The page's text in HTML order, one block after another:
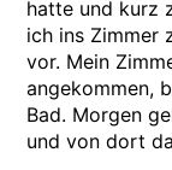
hatte und kurz
ich ins Zimmer
vor. Mein
angekommen,
Bad. Morgen
und von dort